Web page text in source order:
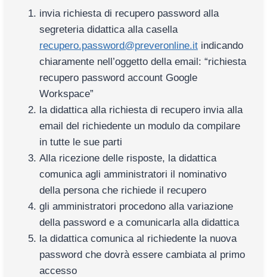
invia richiesta di recupero password alla
segreteria didattica alla casella
recupero.password@preveronline.it indicando
chiaramente nell’oggetto della email: “richiesta
recupero password account Google
Workspace”
la didattica alla richiesta di recupero invia alla
email del richiedente un modulo da compilare
in tutte le sue parti
Alla ricezione delle risposte, la didattica
comunica agli amministratori il nominativo
della persona che richiede il recupero
gli amministratori procedono alla variazione
della password e a comunicarla alla didattica
la didattica comunica al richiedente la nuova
password che dovrà essere cambiata al primo
accesso